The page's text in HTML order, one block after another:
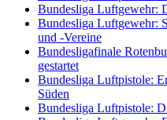
Bundesliga Luftgewehr:
Bundesliga Luftgewehr:
und -Vereine
Bundesligafinale
gestartet
Bundesliga Luftpistole:
Süden
Bundesliga Luftpistole: